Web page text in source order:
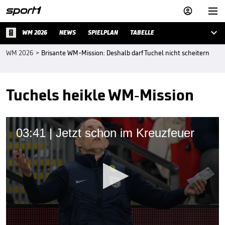


WM 2026 NEWS SPIELPLAN TABELLE 
WM 2026 > Brisante WM-Mission: Deshalb darf Tuchel nicht scheitern
Tuchels heikle WM-Mission
03:41 | Jetzt schon im Kreuzfeuer